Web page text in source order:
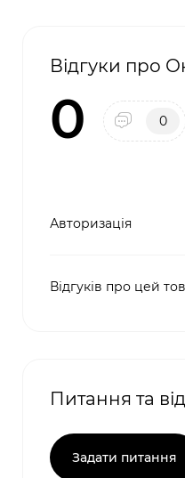
Відгуки про
0 0
Авторизація
Відгуків про цей
Питання та
Задати питання